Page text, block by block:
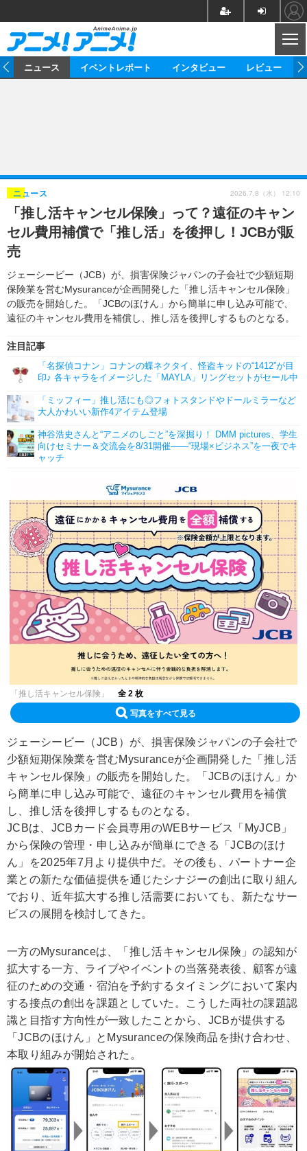
ゲーム グッズ
イベント 海外
海外イベント ビジネス
俳優・タレント アーティスト
ビジネス
アニメ 実写
書評 イベント
ゲーム 座談会
動画
アニメ！アニメ！TV ABEMA Cafe
ニュース イベントレポート インタビュー レビュー
「推し活キャンセル保険」って？遠征のキャン
セル費用補償で「推し活」を後押し！JCBが販
売
ジェーシービー（JCB）が、損害保険ジャパンの子会社で少額短期
保険業を営むMysuranceが企画開発した「推し活キャンセル保険」
の販売を開始した。「JCBのほけん」から簡単に申し込み可能で、
遠征のキャンセル費用を補償し、推し活を後押しするものとなる。
ニュース
注目記事
「名探偵コナン」コナンの蝶ネクタイ、怪盗キッドの“1412”が目
印♪ 各キャラをイメージした「MAYLA」リングセットがセール中
「ミッフィー」推し活にも◎フォトスタンドやドールミラーなど
大人かわいい新作4アイテム登場
神谷浩史さんと“アニメのしごと”を深掘り！ DMM pictures、学生
向けセミナー＆交流会を8/31開催――“現場×ビジネス”を一夜でキ
ャッチ
2026.7.8（水） 12:10
「推し活キャンセル保険」 全 2 枚
写真をすべて見る
ジェーシービー（JCB）が、損害保険ジャパンの子会社で
少額短期保険業を営むMysuranceが企画開発した「推し活
キャンセル保険」の販売を開始した。「JCBのほけん」か
ら簡単に申し込み可能で、遠征のキャンセル費用を補償
し、推し活を後押しするものとなる。
JCBは、JCBカード会員専用のWEBサービス「MyJCB」
から保険の管理・申し込みが簡単にできる「JCBのほけ
ん」を2025年7月より提供中だ。その後も、パートナー企
業との新たな価値提供を通じたシナジーの創出に取り組ん
でおり、近年拡大する推し活需要においても、新たなサー
ビスの展開を検討してきた。
一方のMysuranceは、「推し活キャンセル保険」の認知が
拡大する一方、ライブやイベントの当落発表後、顧客が遠
征のための交通・宿泊を予約するタイミングにおいて案内
する接点の創出を課題としていた。こうした両社の課題認
識と目指す方向性が一致したことから、JCBが提供する
「JCBのほけん」とMysuranceの保険商品を掛け合わせ、
本取り組みが開始された。